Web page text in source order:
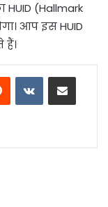
(Hallmark
आप इस HUID
हैं।
Reddit VKontakteShare via Email